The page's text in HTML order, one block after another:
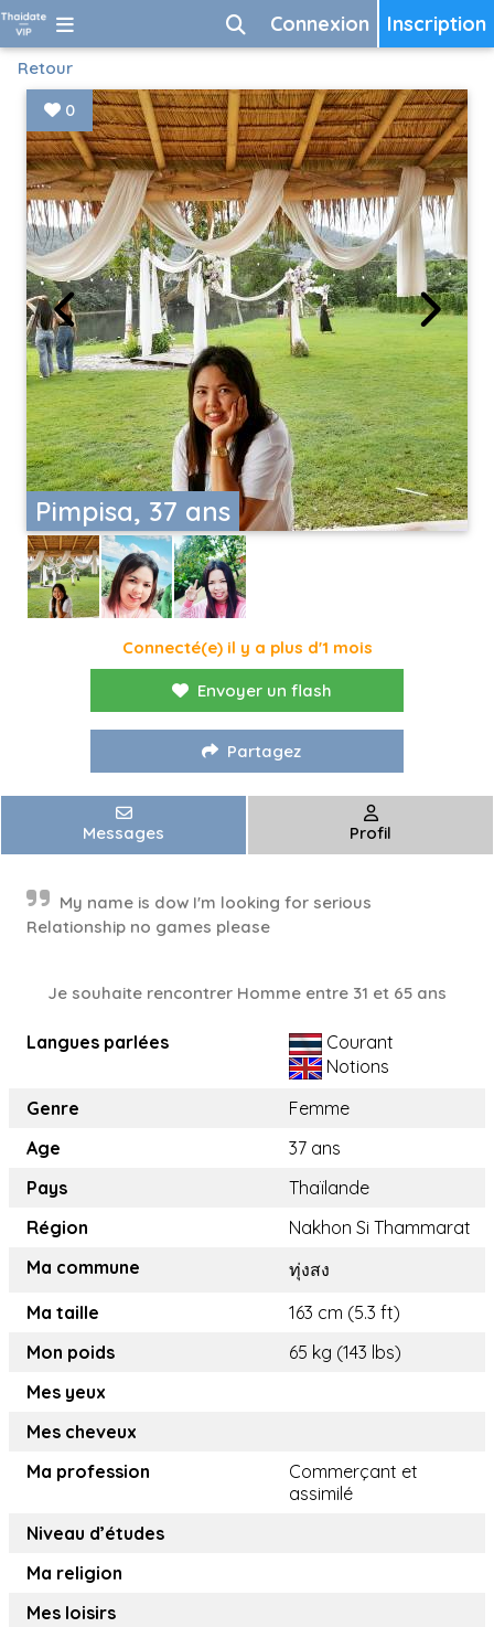
Inscription
Connexion
Retour
Pimpisa, 37 ans
0
Connecté(e) il y a plus d'1 mois
Envoyer un flash
Partagez
Messages Profil
My name is dow I'm looking for serious
Relationship no games please
Je souhaite rencontrer Homme entre 31 et 65 ans
Langues parlées
Courant
Notions
Genre
Femme
Age
37 ans
Pays
Thaïlande
Région
Nakhon Si Thammarat
Ma commune
ทุ่งสง
Ma taille
163 cm (5.3 ft)
Mon poids
65 kg (143 lbs)
Mes yeux
Mes cheveux
Ma profession
Commerçant et
assimilé
Niveau d’études
Ma religion
Mes loisirs